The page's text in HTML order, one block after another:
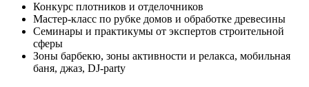
Конкурс плотников и отделочников
Мастер-класс по рубке домов и обработке древесины
Семинары и практикумы от экспертов строительной
сферы
Зоны барбекю, зоны активности и релакса, мобильная
баня, джаз, DJ-party